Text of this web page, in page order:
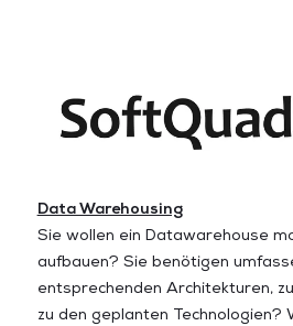
Data Warehousing
Sie wollen ein Datawarehouse
aufbauen? Sie benötigen
entsprechenden Architekturen,
zu den geplanten Technologien?